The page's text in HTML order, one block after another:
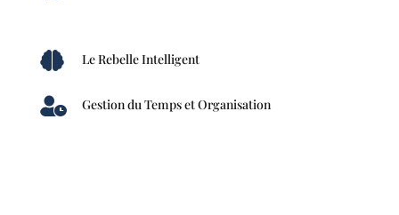
 Le Rebelle Intelligent
 Gestion du Temps et Organisation